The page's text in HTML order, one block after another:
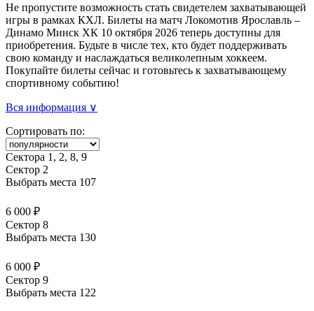
Не пропустите возможность стать свидетелем захватывающей
игры в рамках КХЛ. Билеты на матч Локомотив Ярославль –
Динамо Минск ХК 10 октября 2026 теперь доступны для
приобретения. Будьте в числе тех, кто будет поддерживать
свою команду и наслаждаться великолепным хоккеем.
Покупайте билеты сейчас и готовьтесь к захватывающему
спортивному событию!
Вся информация ∨
Сортировать по:
Сектора 1, 2, 8, 9
Сектор 2
Выбрать места 107
6 000 ₽
Сектор 8
Выбрать места 130
6 000 ₽
Сектор 9
Выбрать места 122